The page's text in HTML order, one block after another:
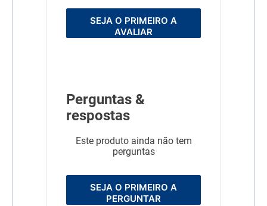
SEJA O PRIMEIRO A
AVALIAR
Perguntas &
respostas
Este produto ainda não tem
perguntas
SEJA O PRIMEIRO A
PERGUNTAR